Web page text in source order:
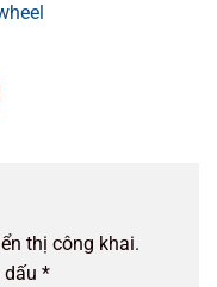
thị công khai.
*